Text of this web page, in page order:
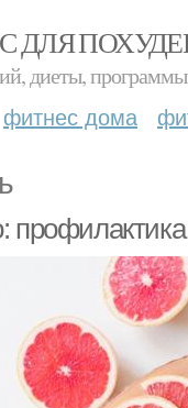
ДЛЯ
диеты, программы
фитнес дома